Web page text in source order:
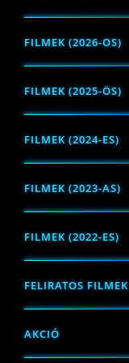
FILMEK (2026-OS)
FILMEK (2025-ÖS)
FILMEK (2024-ES)
FILMEK (2023-AS)
FILMEK (2022-ES)
FELIRATOS FILMEK
AKCIÓ